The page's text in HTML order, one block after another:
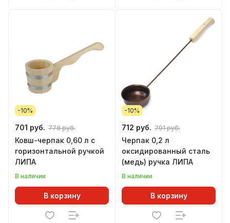
-10%
701 руб. 778 руб.
Ковш-черпак 0,60 л с
горизонтальной ручкой
ЛИПА
В наличии
В корзину
-10%
712 руб. 791 руб.
Черпак 0,2 л
оксидированный сталь
(медь) ручка ЛИПА
В наличии
В корзину